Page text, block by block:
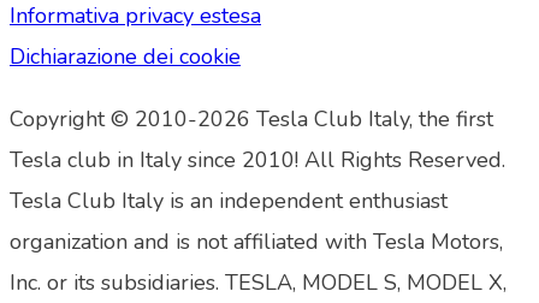
Informativa privacy estesa
Dichiarazione dei cookie
Copyright © 2010-2026 Tesla Club Italy, the first
Tesla club in Italy since 2010! All Rights Reserved.
Tesla Club Italy is an independent enthusiast
organization and is not affiliated with Tesla Motors,
Inc. or its subsidiaries. TESLA, MODEL S, MODEL X,